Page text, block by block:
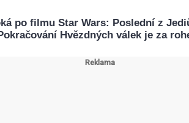
po filmu Star Wars: Poslední z
Hvězdných válek je za